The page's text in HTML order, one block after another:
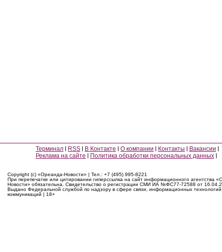
Терминал RSS В Контакте О компании Контакты
Вакансии
Реклама на сайте
Политика обработки персональных данных
Copyright (c) «Ореанда-Новости» | Тел.: +7 (495) 995-8221
При перепечатке или цитировании гиперссылка на сайт информационного агентства
Новости» обязательна. Свидетельство о регистрации СМИ ИА №ФС77-72588 от
Выдано Федеральной службой по надзору в сфере связи, информационных
коммуникаций | 18+